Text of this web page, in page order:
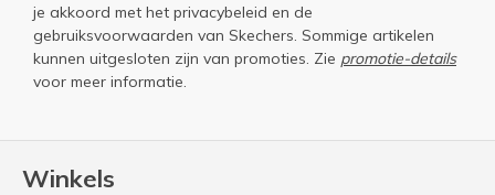
Winkels
je akkoord met het privacybeleid en de
gebruiksvoorwaarden van Skechers. Sommige artikelen
kunnen uitgesloten zijn van promoties. Zie promotie-details
voor meer informatie.